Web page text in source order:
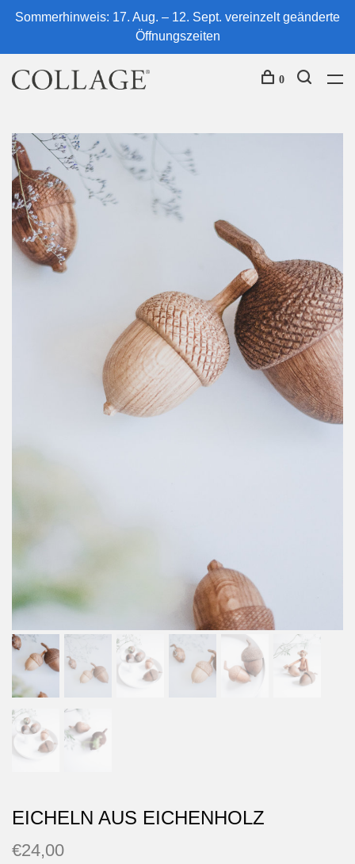
Sommerhinweis: 17. Aug. – 12. Sept. vereinzelt geänderte
Öffnungszeiten
0
EICHELN AUS EICHENHOLZ
€24,00